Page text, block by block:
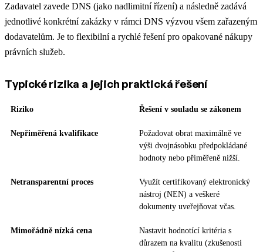
Zadavatel zavede DNS (jako nadlimitní řízení) a následně zadává
jednotlivé konkrétní zakázky v rámci DNS výzvou všem zařazeným
dodavatelům. Je to flexibilní a rychlé řešení pro opakované nákupy
právních služeb.
Typické rizika a jejich praktická řešení
Riziko Řešení v souladu se zákonem
Nepřiměřená kvalifikace
Požadovat obrat maximálně ve
výši dvojnásobku předpokládané
hodnoty nebo přiměřeně nižší.
Netransparentní proces
Využít certifikovaný elektronický
nástroj (NEN) a veškeré
dokumenty uveřejňovat včas.
Mimořádně nízká cena
Nastavit hodnotící kritéria s
důrazem na kvalitu (zkušenosti